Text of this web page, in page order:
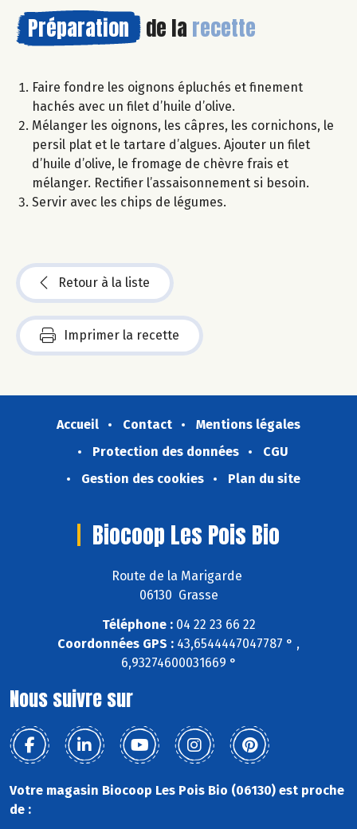
Préparation de la recette
Faire fondre les oignons épluchés et finement
hachés avec un filet d’huile d’olive.
Mélanger les oignons, les câpres, les cornichons, le
persil plat et le tartare d’algues. Ajouter un filet
d’huile d’olive, le fromage de chèvre frais et
mélanger. Rectifier l’assaisonnement si besoin.
Servir avec les chips de légumes.
Retour à la liste
Imprimer la recette
Accueil Contact
Mentions légales
Protection des données
CGU
Gestion des cookies
Plan du site
Biocoop Les Pois Bio
Route de la Marigarde
06130 Grasse
Téléphone :04 22 23 66 22
Coordonnées GPS : 43,6544447047787 ° ,
6,93274600031669 °
Nous suivre sur
Votre magasin Biocoop Les Pois Bio (06130) est proche
de :